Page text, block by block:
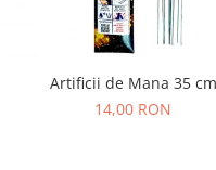
Artificii de Mana 35 cm
14,00 RON